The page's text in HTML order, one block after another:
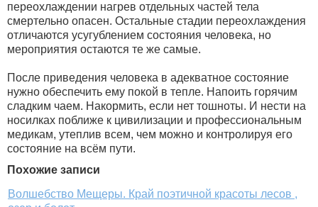
переохлаждении нагрев отдельных частей тела
смертельно опасен. Остальные стадии переохлаждения
отличаются усугублением состояния человека, но
мероприятия остаются те же самые.
После приведения человека в адекватное состояние
нужно обеспечить ему покой в тепле. Напоить горячим
сладким чаем. Накормить, если нет тошноты. И нести на
носилках поближе к цивилизации и профессиональным
медикам, утеплив всем, чем можно и контролируя его
состояние на всём пути.
Похожие записи
Волшебство Мещеры. Край поэтичной красоты лесов ,